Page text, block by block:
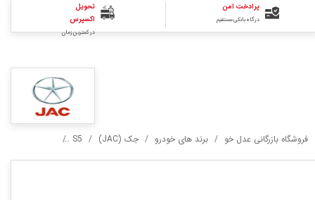
فروشگاه بازرگانی عدل خو برند های خودرو جک (JAC) S5
تحویل
اکسپرس
در کمترین زمان
پرادخت امن
درگاه بانکی مستقیم